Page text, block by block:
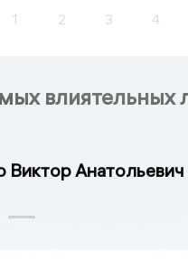
1 2 3 4
влиятельных
Виктор Анатольевич